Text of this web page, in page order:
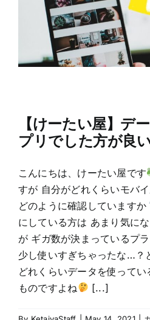
【けーたい屋】デ
プリでした方が良
こんにちは、けーたい屋です
すが 自分がどれくらいモバ
どのように確認していますか
にしている方は あまり気に
が ギガ数が決まっているプ
少し使いすぎちゃったな…？
どれくらいデータを使って
ものですよね
[...]